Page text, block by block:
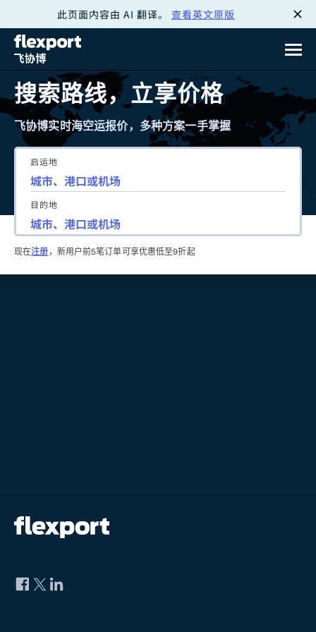
此页面内容由 AI 翻译。 查看英文原版
搜索路线，立享价格
飞协博实时海空运报价，多种方案一手掌握
启运地
目的地
现在注册 ，新用户前5笔订单可享优惠低至9折起